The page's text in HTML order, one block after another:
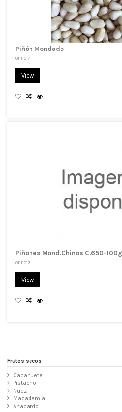
Piñón Mondado
01111017
View
Piñones Mond.Chinos C.650-100g
01111013
View
Frutos secos
Cacahuete
Pistacho
Nuez
Macadamia
Anacardo